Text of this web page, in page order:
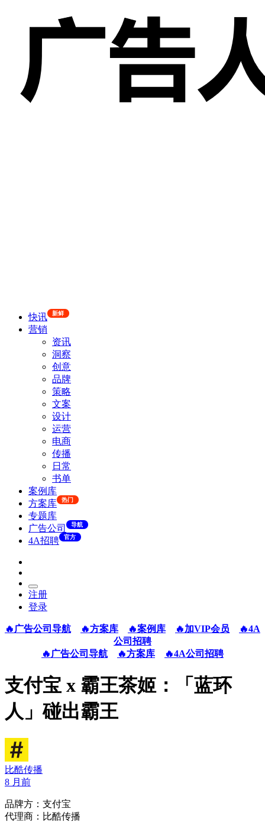
快讯 新鲜
营销
资讯
洞察
创意
品牌
策略
文案
设计
运营
电商
传播
日常
书单
案例库
方案库
热门
专题库
广告公司
导航
4A招聘 官方
注册
登录
🔥广告公司导航 🔥方案库 🔥案例库 🔥加VIP会员
🔥4A
公司招聘
🔥广告公司导航
🔥方案库 🔥4A公司招聘
支付宝 x 霸王茶姬：「蓝环
人」碰出霸王
比酷传播
8 月前
品牌方：支付宝
代理商：比酷传播